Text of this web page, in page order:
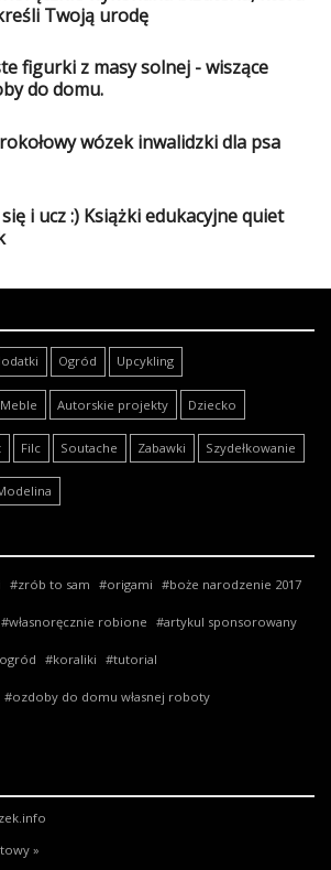
Twoją urodę
figurki z masy solnej - wiszące
do domu.
wózek inwalidzki dla psa
i ucz :) Książki edukacyjne quiet
Ogród Upcykling
Meble Autorskie projekty Dziecko
Filc Soutache Zabawki Szydełkowanie
zrób to sam origami boże narodzenie 2017
własnoręcznie robione artykul sponsorowany
ogród koraliki tutorial
ozdoby do domu własnej roboty
»